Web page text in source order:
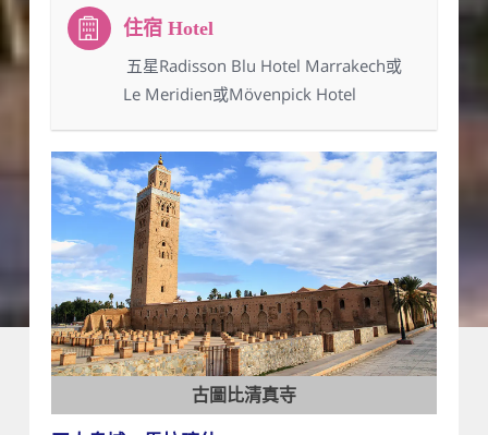
：五星Radisson Blu Hotel Marrakech或
Le Meridien或Mövenpick Hotel
古圖比清真寺